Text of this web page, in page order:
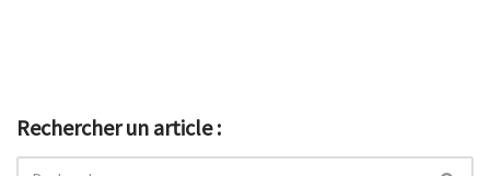
Rechercher un article :